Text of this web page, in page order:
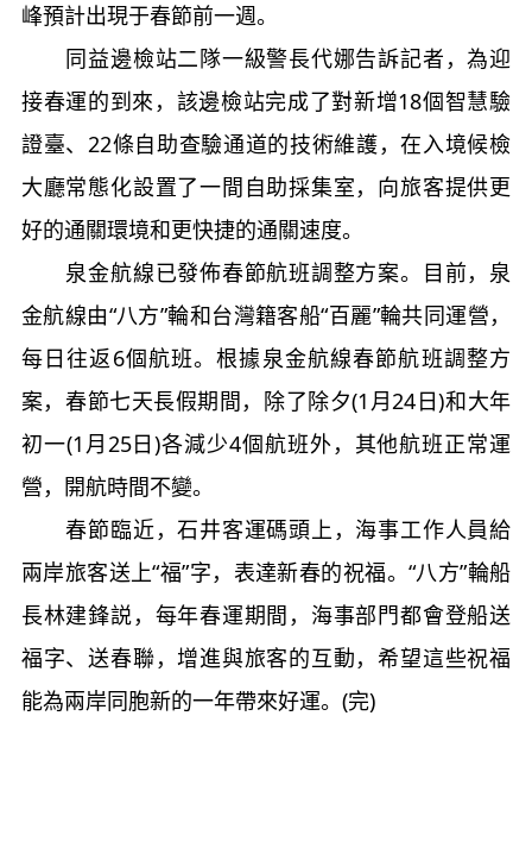
峰預計出現于春節前一週。
同益邊檢站二隊一級警長代娜告訴記者，為迎
接春運的到來，該邊檢站完成了對新增18個智慧驗
證臺、22條自助查驗通道的技術維護，在入境候檢
大廳常態化設置了一間自助採集室，向旅客提供更
好的通關環境和更快捷的通關速度。
泉金航線已發佈春節航班調整方案。目前，泉
金航線由“八方”輪和台灣籍客船“百麗”輪共同運營，
每日往返6個航班。根據泉金航線春節航班調整方
案，春節七天長假期間，除了除夕(1月24日)和大年
初一(1月25日)各減少4個航班外，其他航班正常運
營，開航時間不變。
春節臨近，石井客運碼頭上，海事工作人員給
兩岸旅客送上“福”字，表達新春的祝福。“八方”輪船
長林建鋒説，每年春運期間，海事部門都會登船送
福字、送春聯，增進與旅客的互動，希望這些祝福
能為兩岸同胞新的一年帶來好運。(完)